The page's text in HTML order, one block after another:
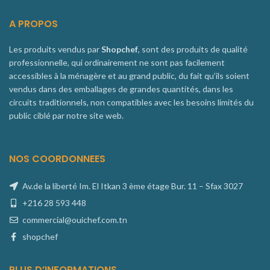
A PROPOS
Les produits vendus parShopchef, sont des produits de qualité
professionnelle, qui ordinairement ne sont pas facilement
accessibles à la ménagère et au grand public, du fait qu’ils soient
vendus dans des emballages de grandes quantités, dans les
circuits traditionnels, non compatibles avec les besoins limités du
public ciblé par notre site web.
NOS COORDONNEES
Av.de la liberté Im. El Itkan 3 ème étage Bur. 11 – Sfax 3027
+216 28 593 448
commercial@ouichef.com.tn
shopchef